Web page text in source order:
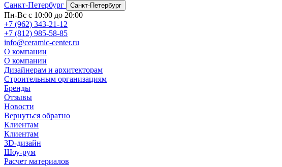
Санкт-Петербург
Санкт-Петербург
Пн-Вс с 10:00 до 20:00
+7 (962) 343-21-12
+7 (812) 985-58-85
info@ceramic-center.ru
О компании
О компании
Дизайнерам и архитекторам
Строительным организациям
Бренды
Отзывы
Новости
Вернуться обратно
Клиентам
Клиентам
3D-дизайн
Шоу-рум
Расчет материалов